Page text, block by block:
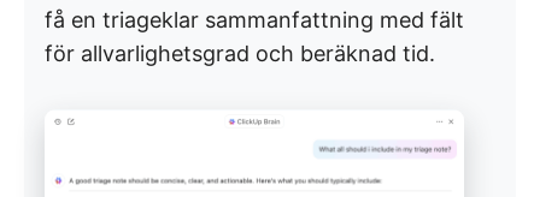
få en triageklar sammanfattning med fält
för allvarlighetsgrad och beräknad tid.